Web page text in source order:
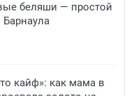
беляши — простой
кайф»: как мама в